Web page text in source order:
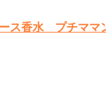
ス香水 プチマ